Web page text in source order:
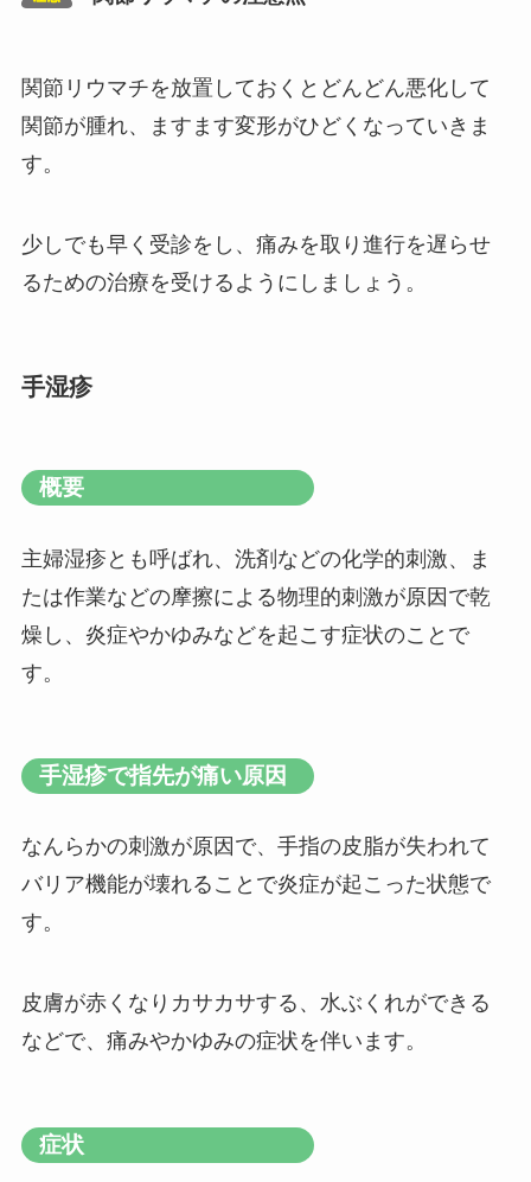
関節リウマチを放置しておくとどんどん悪化して
関節が腫れ、ますます変形がひどくなっていきま
す。
少しでも早く受診をし、痛みを取り進行を遅らせ
るための治療を受けるようにしましょう。
手湿疹
概要
主婦湿疹とも呼ばれ、洗剤などの化学的刺激、ま
たは作業などの摩擦による物理的刺激が原因で乾
燥し、炎症やかゆみなどを起こす症状のことで
す。
手湿疹で指先が痛い原因
なんらかの刺激が原因で、手指の皮脂が失われて
バリア機能が壊れることで炎症が起こった状態で
す。
皮膚が赤くなりカサカサする、水ぶくれができる
などで、痛みやかゆみの症状を伴います。
症状